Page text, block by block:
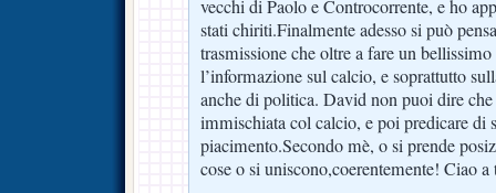
vecchi di Paolo e Controcorrente, e ho
stati chiriti.Finalmente adesso si può
trasmissione che oltre a fare un
l’informazione sul calcio, e soprattutto
anche di politica. David non puoi dire
immischiata col calcio, e poi predicare di
piacimento.Secondo mè, o si prende
cose o si uniscono,coerentemente! Ciao